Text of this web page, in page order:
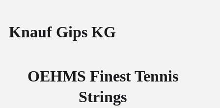
Knauf Gips KG
OEHMS Finest Tennis
Strings